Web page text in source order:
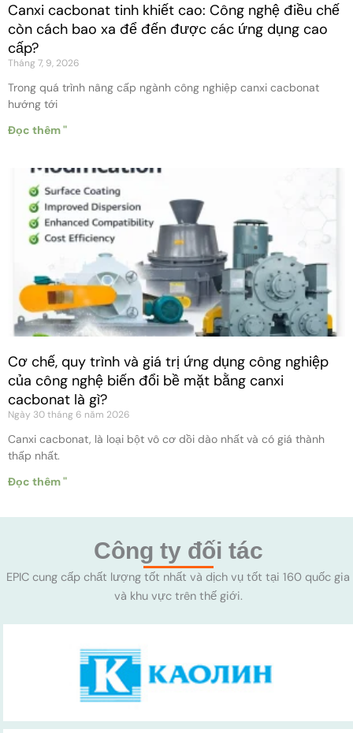
Canxi cacbonat tinh khiết cao: Công nghệ điều chế
còn cách bao xa để đến được các ứng dụng cao
cấp?
Tháng 7, 9, 2026
Trong quá trình nâng cấp ngành công nghiệp canxi cacbonat
hướng tới
Đọc thêm "
Cơ chế, quy trình và giá trị ứng dụng công nghiệp
của công nghệ biến đổi bề mặt bằng canxi
cacbonat là gì?
Ngày 30 tháng 6 năm 2026
Canxi cacbonat, là loại bột vô cơ dồi dào nhất và có giá thành
thấp nhất.
Đọc thêm "
Công ty đối tác
EPIC cung cấp chất lượng tốt nhất và dịch vụ tốt tại 160 quốc gia
và khu vực trên thế giới.